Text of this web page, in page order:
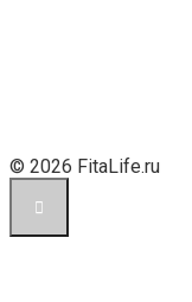
© 2026 FitaLife.ru